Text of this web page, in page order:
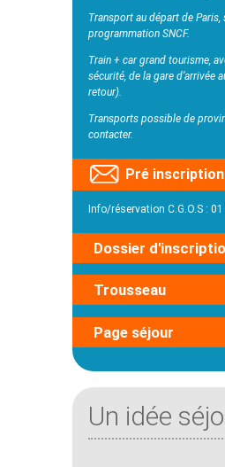
Transport au départ de Paris,
programmation SNCF.
Train + car grand tourisme,
sécurité, de la gare d’arrivée
retour).
Transports possible de
contacter.
Pré
Info/réservation C.G.O.S :
Dossier
Trousseau
Page séjour
Un idée